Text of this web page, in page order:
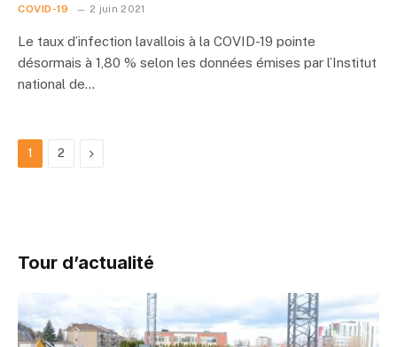
COVID-19 2 juin 2021
Le taux d’infection lavallois à la COVID-19 pointe
désormais à 1,80 % selon les données émises par l’Institut
national de…
1 2 Next
Tour d’actualité